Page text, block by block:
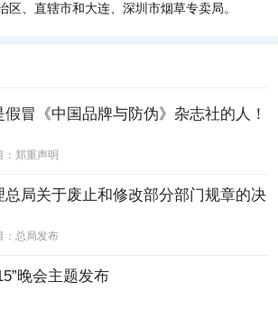
区、直辖市和大连、深圳市烟草专卖局。
冒《中国品牌与防伪》杂志社的人！
郑重声明
总局关于废止和修改部分部门规章的决
总局发布
晚会主题发布